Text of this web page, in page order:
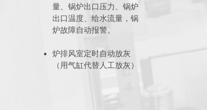
量、锅炉出口压力、锅炉
出口温度、给水流量，锅
炉故障自动报警。
炉排风室定时自动放灰
（用气缸代替人工放灰）